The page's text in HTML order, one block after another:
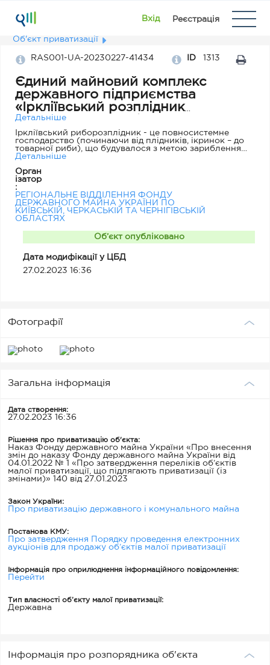
Вхід Реєстрація
Об'єкт приватизації
RAS001-UA-20230227-41434 ID 1313
Єдиний майновий комплекс
державного підприємства
«Іркліївський розплідник
рослиноїдних риб», код за
ЄДРПОУ 21353501 (Черкаська обл.,
Золотоніський р-н, с. Іркліїв, вул.
Приморська, 72)
Детальніше
Іркліївський риборозплідник - це повносистемне
господарство (починаючи від плідників, ікринок – до
товарної риби), що будувалося з метою зариблення
Кременчуцького водосховища дворічками
поповненням рибних запасів. Будівництво
підприємства розпочалося ще в 1985 році. В зв’язку з
припиненням фінансування з Державного бюджету
підприємство почало займатися товарним
рибоводством. На даний час підприємство має в
своєму розпорядженні 55 ставів різного призначення.
Державне підприємство діюче. Основний вид
(аквакультура). Статутний капітал 17 435 352,63 грн.
Загальна площа об’єкта дорівнює 6976,8 кв.м.
надано шість земельних ділянок: Кадастровий номер
7125182800:05:000:0508 площею 1237,5507 га.;
кадастровий номер 7125182800:02:000:0778 площею
комплексу або його частини відсутні
Детальніше
Орган
ізатор
:
РЕГІОНАЛЬНЕ ВІДДІЛЕННЯ ФОНДУ
ДЕРЖАВНОГО МАЙНА УКРАЇНИ ПО
КИЇВСЬКІЙ, ЧЕРКАСЬКІЙ ТА ЧЕРНІГІВСЬКІЙ
ОБЛАСТЯХ
Об’єкт опубліковано
Дата модифікації у ЦБД
27.02.2023 16:36
Фотографії
Загальна інформація
Дата створення:
27.02.2023 16:36
Рішення про приватизацію об'єкта:
Наказ Фонду державного майна України «Про внесення
змін до наказу Фонду державного майна України від
04.01.2022 № 1 «Про затвердження переліків об’єктів
малої приватизації, що підлягають приватизації (із
змінами)» 140 від 27.01.2023
Закон України:
Про приватизацію державного і комунального майна
Постанова КМУ:
Про затвердження Порядку проведення електронних
аукціонів для продажу об’єктів малої приватизації
Інформація про оприлюднення інформаційного повідомлення:
Перейти
Тип власності об’єкту малої приватизації:
Державна
Інформація про розпорядника об'єкта